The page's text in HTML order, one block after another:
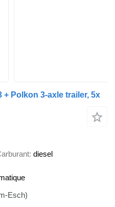
+ Polkon 3-axle trailer, 5x
diesel
Esch)